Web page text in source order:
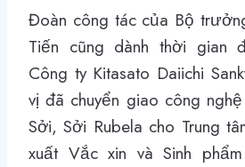
Đoàn công tác của Bộ
Tiến cũng dành thời gian
Công ty Kitasato Daiichi
vị đã chuyển giao công
Sởi, Sởi Rubela cho Trung
xuất Vắc xin và Sinh